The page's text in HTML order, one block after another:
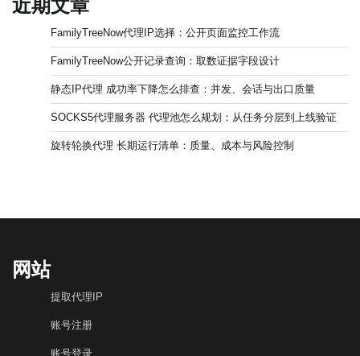
近期文章
FamilyTreeNow代理IP选择：公开页面监控工作流
FamilyTreeNow公开记录查询：取数证据字段设计
静态IP代理 成功率下降怎么排查：并发、会话与出口质量
SOCKS5代理服务器 代理池怎么规划：从任务分层到上线验证
旋转轮换代理 长期运行清单：质量、成本与风险控制
网站
提取代理IP
账号注册
账号登录